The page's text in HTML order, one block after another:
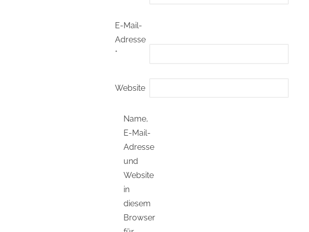
E-Mail-
Adresse
*
Website
Name,
E-Mail-
Adresse
und
Website
in
diesem
Browser